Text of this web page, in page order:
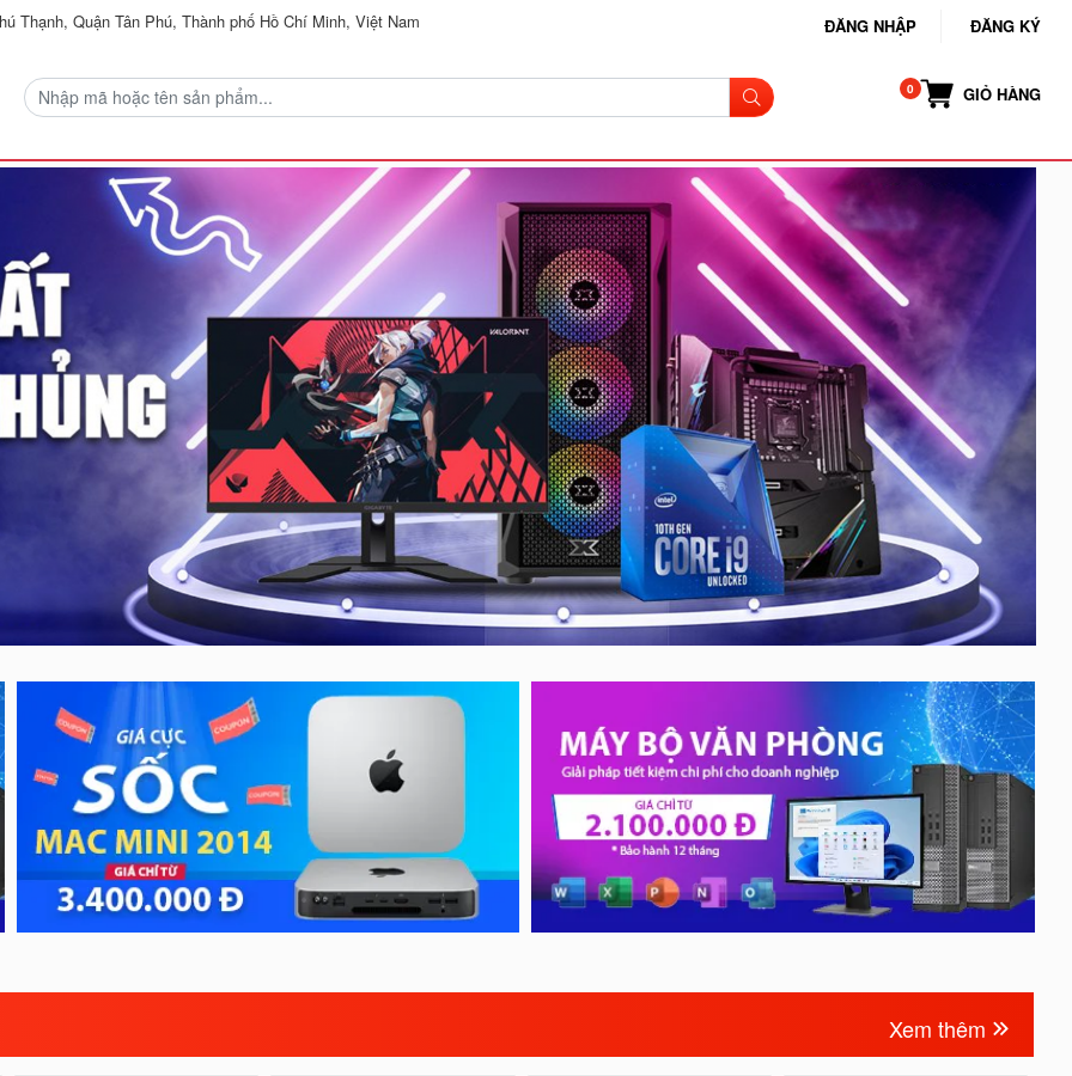
Thạnh, Quận Tân Phú, Thành phố Hồ Chí Minh, Việt Nam ĐĂNG NHẬP ĐĂNG KÝ
GIỎ HÀNG
Xem thêm